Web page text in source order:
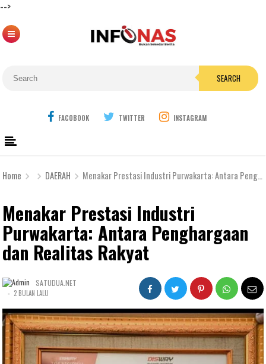
-->
SEARCH
FACOBOOK TWITTER INSTAGRAM
Home DAERAH Menakar Prestasi Industri Purwakarta: Antara Penghargaan dan Realitas Rakyat
Menakar Prestasi Industri
Purwakarta: Antara Penghargaan
dan Realitas Rakyat
SATUDUA.NET
- 2 BULAN LALU